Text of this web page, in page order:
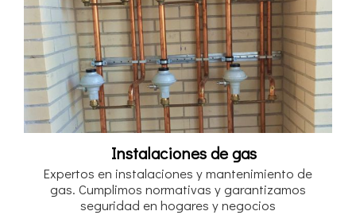
Instalaciones de gas
Expertos en instalaciones y mantenimiento de
gas. Cumplimos normativas y garantizamos
seguridad en hogares y negocios